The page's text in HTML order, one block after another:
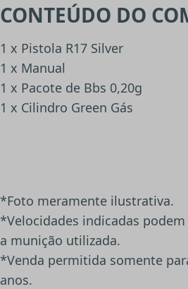
CONTEÚDO DO
1 x Pistola R17 Silver
1 x Manual
1 x Pacote de Bbs 0,20g
1 x Cilindro Green Gás
*Foto meramente ilustrativa.
*Velocidades indicadas
a munição utilizada.
*Venda permitida somente
anos.